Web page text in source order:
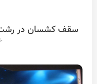
سقف کشسان در